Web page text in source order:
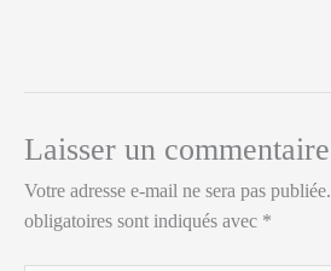
Laisser un commentaire
Votre adresse e-mail ne sera pas publiée.
obligatoires sont indiqués avec *